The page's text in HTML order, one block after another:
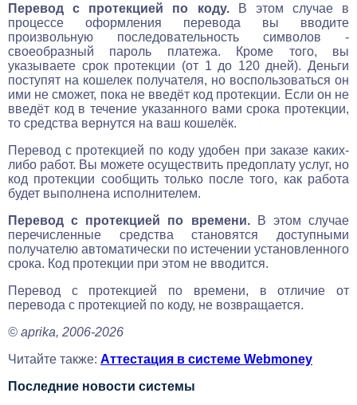
Перевод с протекцией по коду.В этом случае в
процессе оформления перевода вы вводите
произвольную последовательность символов -
своеобразный пароль платежа. Кроме того, вы
указываете срок протекции (от 1 до 120 дней). Деньги
поступят на кошелек получателя, но воспользоваться он
ими не сможет, пока не введёт код протекции. Если он не
введёт код в течение указанного вами срока протекции,
то средства вернутся на ваш кошелёк.
Перевод с протекцией по коду удобен при заказе каких-
либо работ. Вы можете осуществить предоплату услуг, но
код протекции сообщить только после того, как работа
будет выполнена исполнителем.
Перевод с протекцией по времени.В этом случае
перечисленные средства становятся доступными
получателю автоматически по истечении установленного
срока. Код протекции при этом не вводится.
Перевод с протекцией по времени, в отличие от
перевода с протекцией по коду, не возвращается.
© aprika, 2006-2026
Читайте также: Аттестация в системе Webmoney
Последние новости системы